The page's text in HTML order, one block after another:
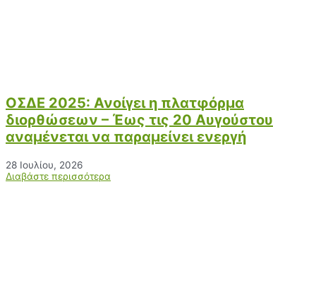
ΟΣΔΕ 2025: Ανοίγει η πλατφόρμα
διορθώσεων – Έως τις 20 Αυγούστου
αναμένεται να παραμείνει ενεργή
28 Ιουλίου, 2026
Διαβάστε περισσότερα